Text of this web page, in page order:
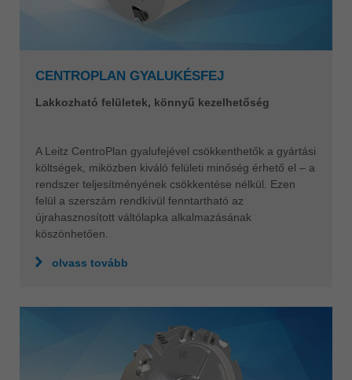
CENTROPLAN GYALUKÉSFEJ
Lakkozható felületek, könnyű kezelhetőség
A Leitz CentroPlan gyalufejével csökkenthetők a gyártási
költségek, miközben kiváló felületi minőség érhető el – a
rendszer teljesítményének csökkentése nélkül. Ezen
felül a szerszám rendkívül fenntartható az
újrahasznosított váltólapka alkalmazásának
köszönhetően.
olvass tovább